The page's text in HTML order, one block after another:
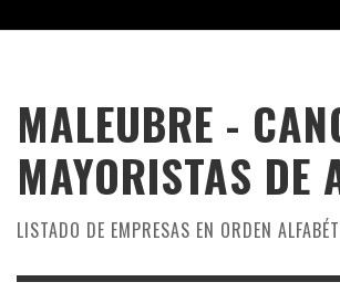
MALEUBRE -
MAYORISTAS DE
LISTADO DE EMPRESAS EN ORDEN